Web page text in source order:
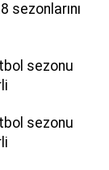
sezonlarını
sezonu
sezonu